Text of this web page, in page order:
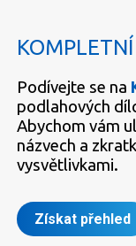
Podívejte se na
podlahových
Abychom vám
názvech a
vysvětlivkami.
Získat přehled